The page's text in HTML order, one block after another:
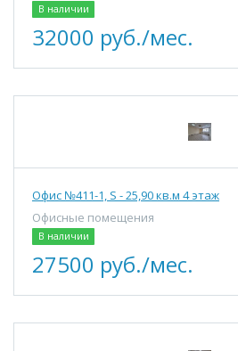
В наличии
32000 руб./мес.
Офис №411-1, S - 25,90 кв.м 4 этаж
Офисные помещения
В наличии
27500 руб./мес.